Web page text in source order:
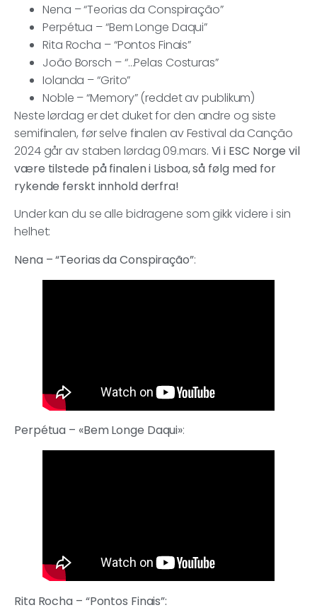
Nena – “Teorias da Conspiração”
Perpétua – “Bem Longe Daqui”
Rita Rocha – “Pontos Finais”
João Borsch – “…Pelas Costuras”
Iolanda – “Grito”
Noble – “Memory” (reddet av publikum)
Neste lørdag er det duket for den andre og siste
semifinalen, før selve finalen av Festival da Canção
2024 går av staben lørdag 09.mars. Vi i ESC Norge vil
være tilstede på finalen i Lisboa, så følg med for
rykende ferskt innhold derfra!
Under kan du se alle bidragene som gikk videre i sin
helhet:
Nena – “Teorias da Conspiração”:
Perpétua – «Bem Longe Daqui»:
Rita Rocha – “Pontos Finais”: